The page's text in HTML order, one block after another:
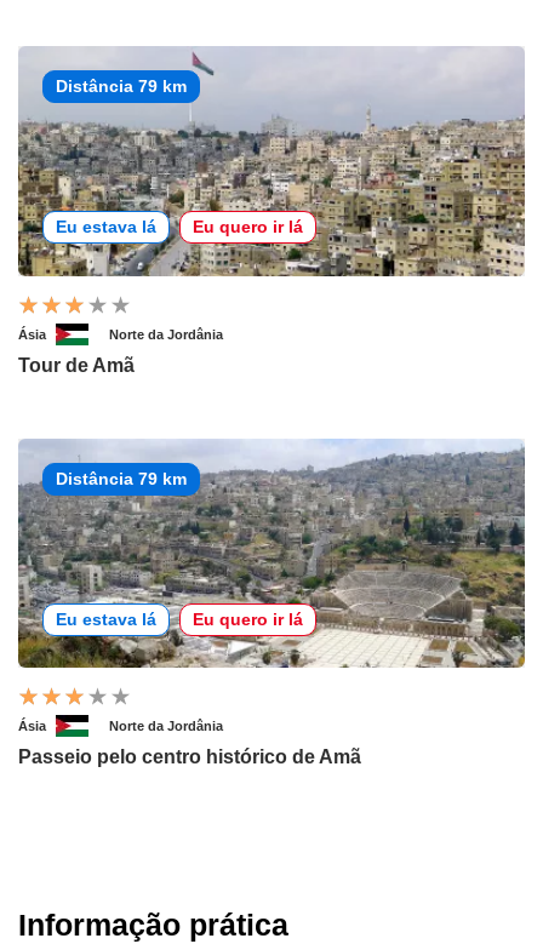
Distância 79 km
Eu estava lá Eu quero ir lá
Ásia Norte da Jordânia
Tour de Amã
Distância 79 km
Eu estava lá Eu quero ir lá
Ásia Norte da Jordânia
Passeio pelo centro histórico de Amã
Informação prática